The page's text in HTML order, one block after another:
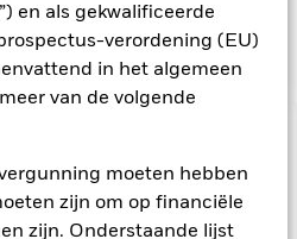
en als gekwalificeerde
verordening (EU)
in het algemeen
van de volgende
moeten hebben
zijn om op financiële
zijn. Onderstaande lijst
baselinescreens
kunnen dalen en stijgen, en
verliezen mogelijk hun